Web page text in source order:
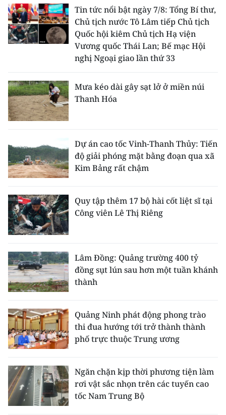
Tin tức nổi bật ngày 7/8: Tổng Bí thư,
Chủ tịch nước Tô Lâm tiếp Chủ tịch
Quốc hội kiêm Chủ tịch Hạ viện
Vương quốc Thái Lan; Bế mạc Hội
nghị Ngoại giao lần thứ 33
Mưa kéo dài gây sạt lở ở miền núi
Thanh Hóa
Dự án cao tốc Vinh-Thanh Thủy: Tiến
độ giải phóng mặt bằng đoạn qua xã
Kim Bảng rất chậm
Quy tập thêm 17 bộ hài cốt liệt sĩ tại
Công viên Lê Thị Riêng
Lâm Đồng: Quảng trường 400 tỷ
đồng sụt lún sau hơn một tuần khánh
thành
Quảng Ninh phát động phong trào
thi đua hướng tới trở thành thành
phố trực thuộc Trung ương
Ngăn chặn kịp thời phương tiện làm
rơi vật sắc nhọn trên các tuyến cao
tốc Nam Trung Bộ